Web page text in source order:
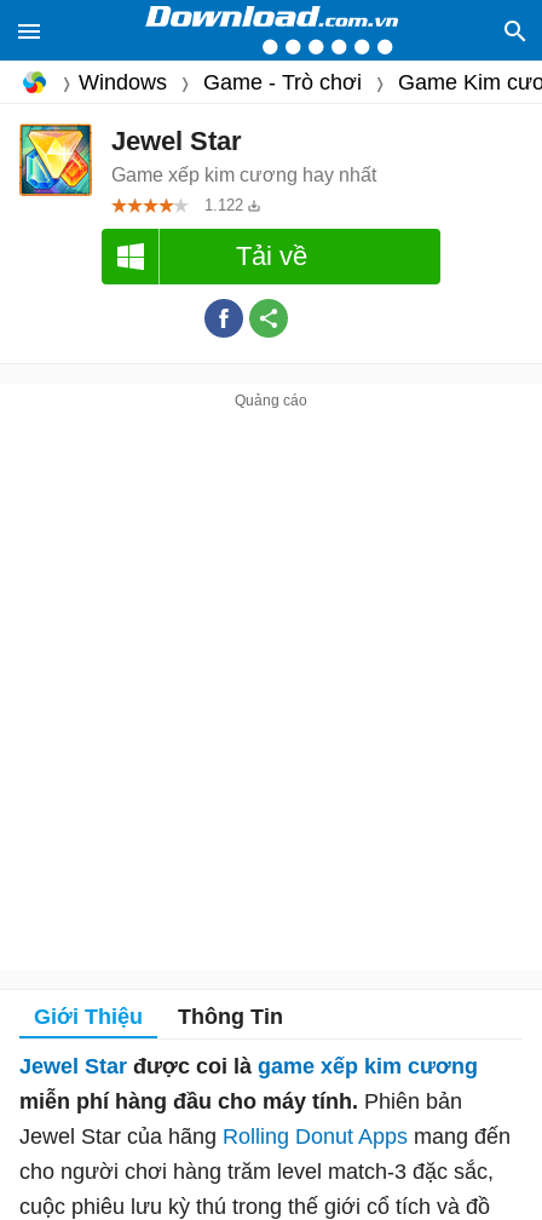
Windows Game - Trò chơi Game Kim
Jewel Star
Game xếp kim cương hay nhất
1.122
Tải về
Giới Thiệu Thông Tin
Jewel Star được coi là game xếp kim cương
miễn phí hàng đầu cho máy tính. Phiên bản
Jewel Star của hãng Rolling Donut Apps mang đến
cho người chơi hàng trăm level match-3 đặc sắc,
cuộc phiêu lưu kỳ thú trong thế giới cổ tích và đồ